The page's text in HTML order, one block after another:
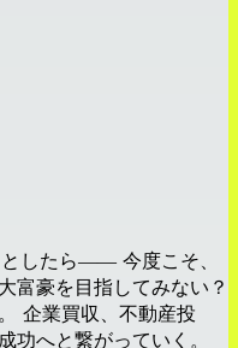
したら―― 今度こそ、
富豪を目指してみない？
企業買収、不動産投
へと繋がっていく。